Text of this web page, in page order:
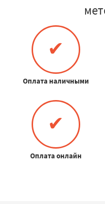
✔
Оплата наличными
✔
Оплата онлайн